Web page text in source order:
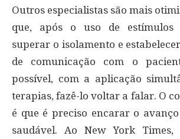
Outros especialistas são mais
que, após o uso de estímulos
superar o isolamento e
de comunicação com o
possível, com a aplicação
terapias, fazê-lo voltar a falar. O
é que é preciso encarar o
saudável. Ao New York Times,